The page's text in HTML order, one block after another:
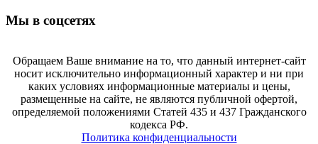
Мы в соцсетях
Обращаем Ваше внимание на то, что данный интернет-сайт
носит исключительно информационный характер и ни при
каких условиях информационные материалы и цены,
размещенные на сайте, не являются публичной офертой,
определяемой положениями Статей 435 и 437 Гражданского
кодекса РФ.
Политика конфиденциальности